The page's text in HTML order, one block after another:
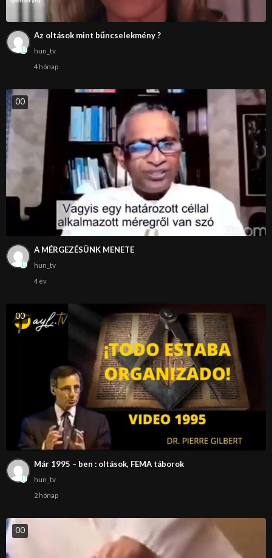
Az oltások mint bűncselekmény ?
hun_tv
4 hónap
00
A MÉRGEZÉSÜNK MENETE
hun_tv
4 év
00
Már 1995 – ben : oltások, FEMA táborok
hun_tv
2 hónap
00